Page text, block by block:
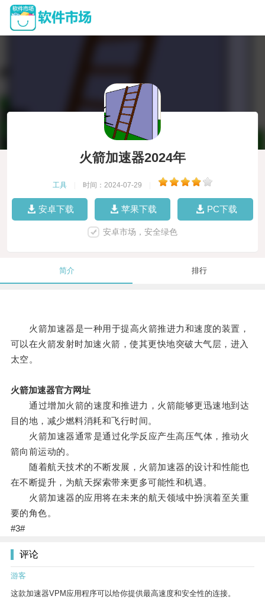
火箭加速器2024年
工具 时间：2024-07-29
安卓下载 苹果下载 PC下载
安卓市场，安全绿色
简介 排行
火箭加速器是一种用于提高火箭推进力和速度的装置，
可以在火箭发射时加速火箭，使其更快地突破大气层，进入
太空。
火箭加速器官方网址
通过增加火箭的速度和推进力，火箭能够更迅速地到达
目的地，减少燃料消耗和飞行时间。
火箭加速器通常是通过化学反应产生高压气体，推动火
箭向前运动的。
随着航天技术的不断发展，火箭加速器的设计和性能也
在不断提升，为航天探索带来更多可能性和机遇。
火箭加速器的应用将在未来的航天领域中扮演着至关重
要的角色。
#3#
评论
游客
这款加速器VPM应用程序可以给你提供最高速度和安全性的连接。